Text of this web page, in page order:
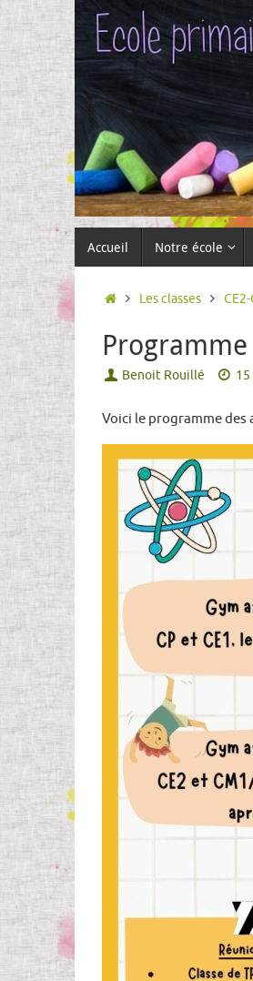
Passer
contenu
Passer
contenu
Accueil Notre école
AccueilLes classes
Benoit Rouillé
Voici le programme